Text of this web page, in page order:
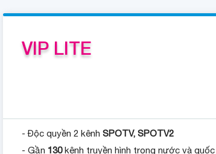
VIP LITE
- Độc quyền 2 kênhSPOTV, SPOTV2
- Gần 130kênh truyền hình trong nước và quốc